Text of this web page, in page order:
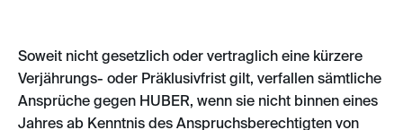
Soweit nicht gesetzlich oder vertraglich eine kürzere
Verjährungs- oder Präklusivfrist gilt, verfallen sämtliche
Ansprüche gegen HUBER, wenn sie nicht binnen eines
Jahres ab Kenntnis des Anspruchsberechtigten von